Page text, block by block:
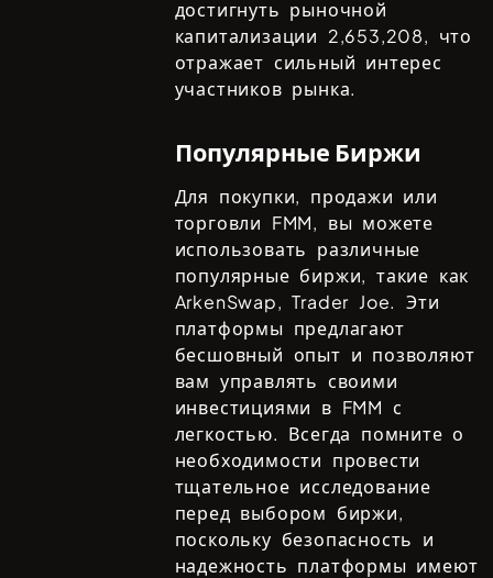
достигнуть рыночной
капитализации 2,653,208, что
отражает сильный интерес
участников рынка.
Популярные Биржи
Для покупки, продажи или
торговли FMM, вы можете
использовать различные
популярные биржи, такие как
ArkenSwap, Trader Joe. Эти
платформы предлагают
бесшовный опыт и позволяют
вам управлять своими
инвестициями в FMM с
легкостью. Всегда помните о
необходимости провести
тщательное исследование
перед выбором биржи,
поскольку безопасность и
надежность платформы имеют